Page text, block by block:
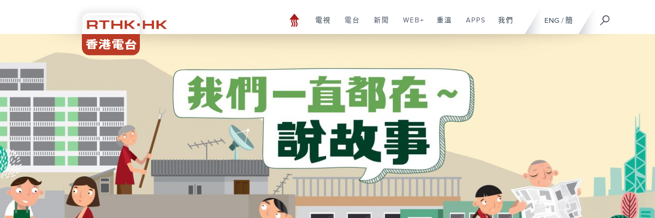
ENG / 簡
電視 電台 新聞 WEB+ 重溫 APPS 我們